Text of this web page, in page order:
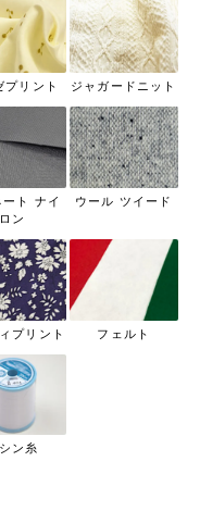
プリント ジャガードニット
ト ナイ
ロン
ウール ツイード
プリント フェルト
ン糸